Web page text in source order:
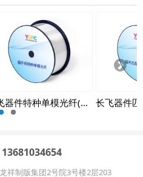
长飞器件特种单模光纤(PH-SMF)
祥制版集团2号院3号楼2层203